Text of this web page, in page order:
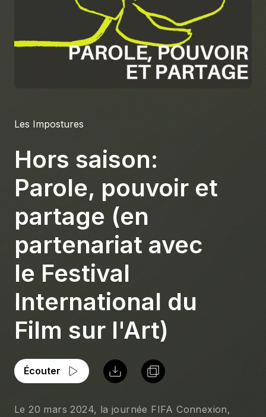
S'impliquer
Carrière
Les Impostures
Hors saison:
Parole, pouvoir et
partage (en
partenariat avec
le Festival
International du
Film sur l'Art)
Écouter
Le 20 mars 2024, la journée FIFA Connexion,